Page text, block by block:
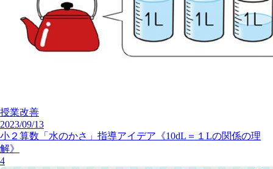
授業改善
2023/09/13
小２算数「水のかさ」指導アイデア《10dL＝１Lの関係の理
解》
4